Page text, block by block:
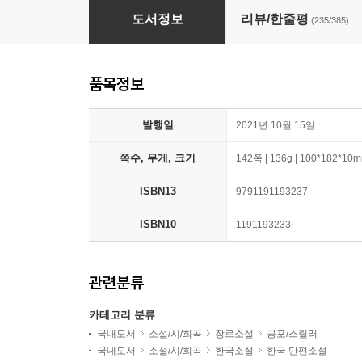
아홉수 가위
도서정보 리뷰/한줄평 (235/385)
품목정보
발행일 2021년 10월 15일
쪽수, 무게, 크기 142쪽 | 136g |
ISBN13 9791191193237
ISBN10 1191193233
관련분류
카테고리 분류
국내도서 소설/시/희곡 장르소설
공포/스릴러
국내도서
소설/시/희곡 한국소설 한국 단편소설